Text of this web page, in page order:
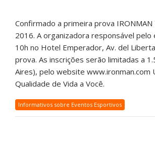
Confirmado a primeira prova
2016. A organizadora responsável
10h no Hotel Emperador, Av. del
prova. As inscrições serão limitadas a
Aires), pelo website www.ironman.com
Qualidade de Vida a Você.
Informativos sobre Eventos Esportivos